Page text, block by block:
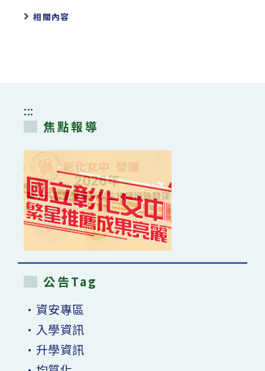
相關內容
:::
焦點報導
公告Tag
•資安專區
•入學資訊
•升學資訊